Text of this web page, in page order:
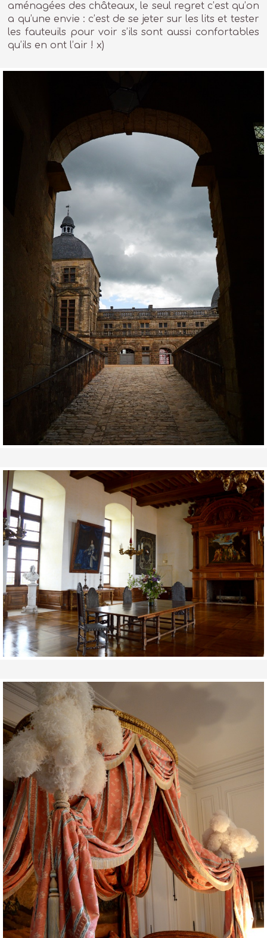
aménagées des châteaux, le seul regret c’est qu’on
a qu’une envie : c’est de se jeter sur les lits et tester
les fauteuils pour voir s’ils sont aussi confortables
qu’ils en ont l’air ! x)